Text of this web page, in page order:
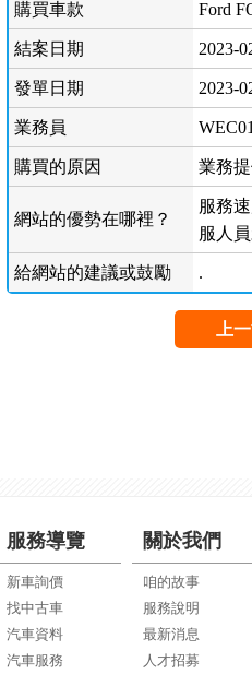
購買車款 Ford
結案日期 2023-
發單日期 2023-
業務員
購買的原因 業務
網站的優勢在哪裡？
服務
服人
給網站的建議或鼓勵 .
上
服務導覽
新車詢價
找中古車
汽車資料
汽車服務
關於我們
咱的故事
服務說明
最新消息
人才招募